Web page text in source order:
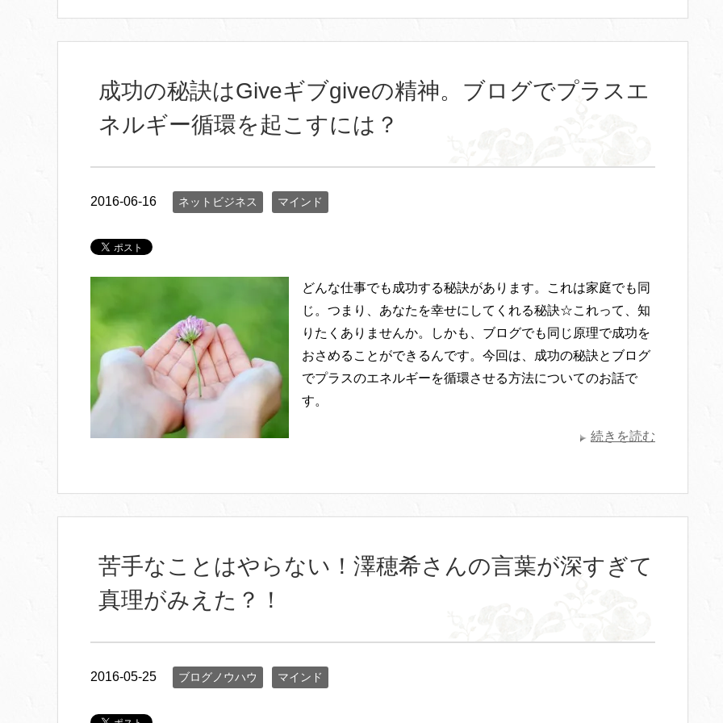
成功の秘訣はGiveギブgiveの精神。ブログでプラスエ
ネルギー循環を起こすには？
2016-06-16 ネットビジネス マインド
どんな仕事でも成功する秘訣があります。これは家庭でも同
じ。つまり、あなたを幸せにしてくれる秘訣☆これって、知
りたくありませんか。しかも、ブログでも同じ原理で成功を
おさめることができるんです。今回は、成功の秘訣とブログ
でプラスのエネルギーを循環させる方法についてのお話で
す。
続きを読む
苦手なことはやらない！澤穂希さんの言葉が深すぎて
真理がみえた？！
2016-05-25 ブログノウハウ マインド